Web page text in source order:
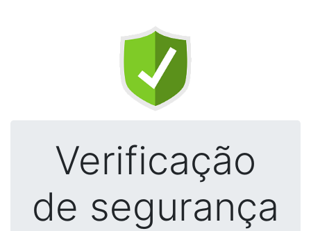
Verificação
de segurança